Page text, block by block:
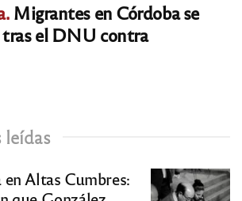
Migrantes en Córdoba se
el DNU contra
en Altas Cumbres: